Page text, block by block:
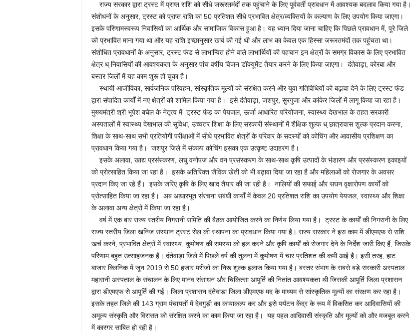
राज्य सरकार द्वारा ट्रस्ट में प्राप्त राशि को सीधे जरूरतमंदों तक पहुंचाने के लिए पूर्ववर्ती प्रावधान में आवश्यक बदलाव किया गया है।
संशोधनों के अनुसार, ट्रस्ट को प्राप्त राशि का 50 प्रतिशत सीधे प्रभावित क्षेत्र/व्यक्तियों के कल्याण के लिए उपयोग किया जाएगा।
इसके परिणामस्वरूप निवासियों का आर्थिक और सामाजिक विकास हुआ है। यह ध्यान दिया जाना चाहिए कि पिछले प्रावधान में, पूरे जिले
को प्रभावित माना गया था और यह राशि इच्छानुसार खर्च की गई थी और लाभ का केवल एक हिस्सा जरूरतमंदों तक पहुंचता था।
संशोधित प्रावधानों के अनुसार, ट्रस्ट फंड से लाभान्वित होने वाले लाभार्थियों की पहचान इन क्षेत्रों के समग्र विकास के लिए प्रभावित
क्षेत्र ध् निवासियों की आवश्यकता के अनुसार पांच वर्षीय विजन डॉक्यूमेंट तैयार करने के लिए किया जाएगा। दंतेवाड़ा, कोरबा और
बस्तर जिलों में यह काम शुरू हो चुका है।
स्थायी आजीविका, सार्वजनिक परिवहन, सांस्कृतिक मूल्यों को संरक्षित करने और युवा गतिविधियों को बढ़ावा देने के लिए ट्रस्ट फंड
द्वारा संपादित कार्यों में नए क्षेत्रों को शामिल किया गया है। इसे दंतेवाड़ा, जशपुर, सुरगुजा और कांकेर जिलों में लागू किया जा रहा है।
मुख्यमंत्री श्री भूपेश बघेल के नेतृत्व में ट्रस्ट फंड का पेयजल, ऊर्जा आधारित परियोजना, स्वास्थ्य देखभाल के तहत सरकारी
अस्पतालों में स्वास्थ्य देखभाल की सुविधा, उच्चतर शिक्षा के लिए सरकारी संस्थानों में शैक्षिक शुल्क ध् छात्रावास शुल्क प्रदान करना,
शिक्षा के साथ-साथ सभी प्रतियोगी परीक्षाओं में सीधे प्रभावित क्षेत्रों के परिवार के सदस्यों को कोचिंग और आवासीय प्रशिक्षण का
प्रावधान किया गया है। जशपुर जिले में संकल्प कोचिंग इसका एक उत्कृष्ट उदाहरण है।
इसके अलावा, खाद्य प्रसंस्करण, लघु वनोपज और वन प्रसंस्करण के साथ-साथ कृषि उत्पादों के भंडारण और प्रसंस्करण इकाइयों
को प्रोत्साहित किया जा रहा है। इसके अतिरिक्त जैविक खेती को भी बढ़ावा दिया जा रहा है और महिलाओं को रोजगार के अवसर
प्रदान किए जा रहे हैं। इसके जरिए कृषि के लिए खाद तैयार की जा रही है। नालियों की सफाई और सघन वृक्षारोपण कार्यों को
प्रोत्साहित किया जा रहा है। अब आधारभूत संरचना संबंधी कार्यों में केवल 20 प्रतिशत राशि का उपयोग पेयजल, स्वास्थ्य और शिक्षा
के अलावा अन्य क्षेत्रों में किया जा रहा है।
वर्ष में एक बार राज्य स्तरीय निगरानी समिति की बैठक आयोजित करने का निर्णय लिया गया है। ट्रस्ट के कार्यों की निगरानी के लिए
राज्य स्तरीय जिला खनिज संस्थान ट्रस्ट सेल की स्थापना का प्रावधान किया गया है। राज्य सरकार ने इस काम में डीएमएफ से राशि
खर्च करने, प्रभावित क्षेत्रों में स्वास्थ्य, कुपोषण की समस्या को हल करने और कृषि कार्यों को रोजगार देने के निर्देश जारी किए हैं, जिसके
परिणाम बहुत उत्साहजनक हैं। दंतेवाड़ा जिले में पिछले वर्ष की तुलना में कुपोषण में चार प्रतिशत की कमी आई है। इसी तरह, हाट
बाजार क्लिनिक में जून 2019 से 50 हजार मरीजों का निरू शुल्क इलाज किया गया है। बस्तर संभाग के सबसे बड़े सरकारी अस्पताल
महारानी अस्पताल के संचालन के लिए मानव संसाधन और चिकित्सा आपूर्ति की नितांत आवश्यकता थी जिसकी आपूर्ति जिला प्रशासन
द्वारा डीएमएफ से आपूर्ति की गई। जिला प्रशासन दंतेवाड़ा जिला डीएमएफ मद के माध्यम से सांस्कृतिक मूल्यों का संरक्षण कर रहा है।
इसके तहत जिले की 143 ग्राम पंचायतों में देवगुड़ी का कायाकल्प कर और इसे पर्यटन केंद्र के रूप में विकसित कर आदिवासियों की
अमूल्य संस्कृति और विरासत को संरक्षित करने का काम किया जा रहा है। यह पहल आदिवासी संस्कृति और मूल्यों को और मजबूत करने
में कारगर साबित हो रही है।